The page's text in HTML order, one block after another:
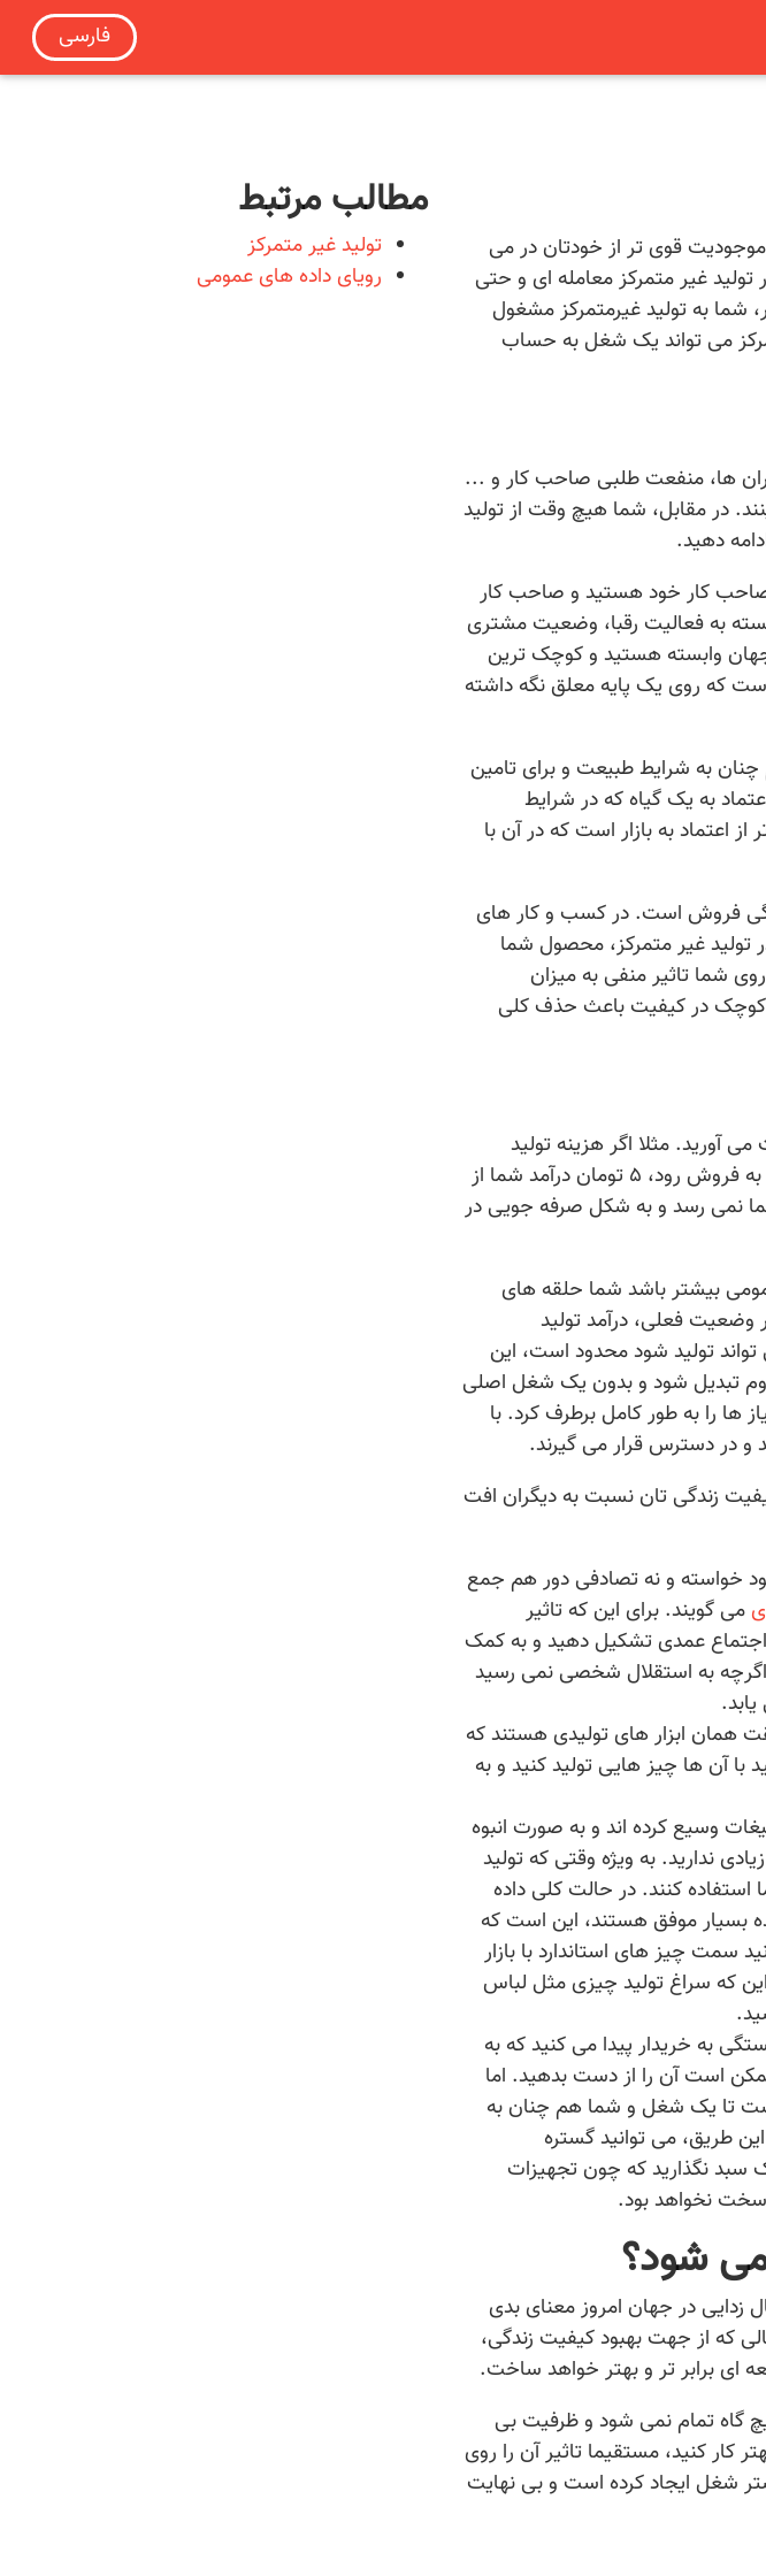
فارسی
قوی تر از خودتان در می
تولید غیر متمرکز معامله ای و حتی
به تولید غیرمتمرکز مشغول
می تواند یک شغل به حساب
ها، منفعت طلبی صاحب کار و ...
در مقابل، شما هیچ وقت از تولید
دهید.
کار خود هستید و صاحب کار
به فعالیت رقبا، وضعیت مشتری
جهان وابسته هستید و کوچک ترین
که روی یک پایه معلق نگه داشته
به شرایط طبیعت و برای تامین
به یک گیاه که در شرایط
اعتماد به بازار است که در آن با
فروش است. در کسب و کار های
تولید غیر متمرکز، محصول شما
شما تاثیر منفی به میزان
در کیفیت باعث حذف کلی
آورید. مثلا اگر هزینه تولید
غیرمتمرکز یک محصول برای شما ۲ تومان باشد ولی این محصول در بازار ۷ تومان به فروش رود، ۵ تومان درآمد شما از
نمی رسد و به شکل صرفه جویی در
بیشتر باشد شما حلقه های
وضعیت فعلی، درآمد تولید
تولید شود محدود است، این
دوم تبدیل شود و بدون یک شغل اصلی
ها را به طور کامل برطرف کرد. با
و در دسترس قرار می گیرند.
زندگی تان نسبت به دیگران افت
خواسته و نه تصادفی دور هم جمع
می گویند. برای این که تاثیر
اجتماع عمدی تشکیل دهید و به کمک
اگرچه به استقلال شخصی نمی رسید
همان ابزار های تولیدی هستند که
آن ها چیز هایی تولید کنید و به
وسیع کرده اند و به صورت انبوه
ندارید. به ویژه وقتی که تولید
کنند. در حالت کلی داده
بسیار موفق هستند، این است که
سمت چیز های استاندارد با بازار
که سراغ تولید چیزی مثل لباس
به خریدار پیدا می کنید که به
است آن را از دست بدهید. اما
تا یک شغل و شما هم چنان به
طریق، می توانید گستره
سبد نگذارید که چون تجهیزات
سخت نخواهد بود.
می شود؟
زدایی در جهان امروز معنای بدی
که از جهت بهبود کیفیت زندگی،
ای برابر تر و بهتر خواهد ساخت.
گاه تمام نمی شود و ظرفیت بی
کنید، مستقیما تاثیر آن را روی
شغل ایجاد کرده است و بی نهایت
مطالب مرتبط
تولید غیر متمرکز
رویای داده های عمومی